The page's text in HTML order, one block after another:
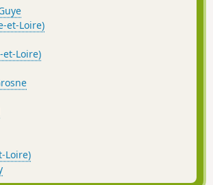
et-Loire)
et-Loire)
Loire)